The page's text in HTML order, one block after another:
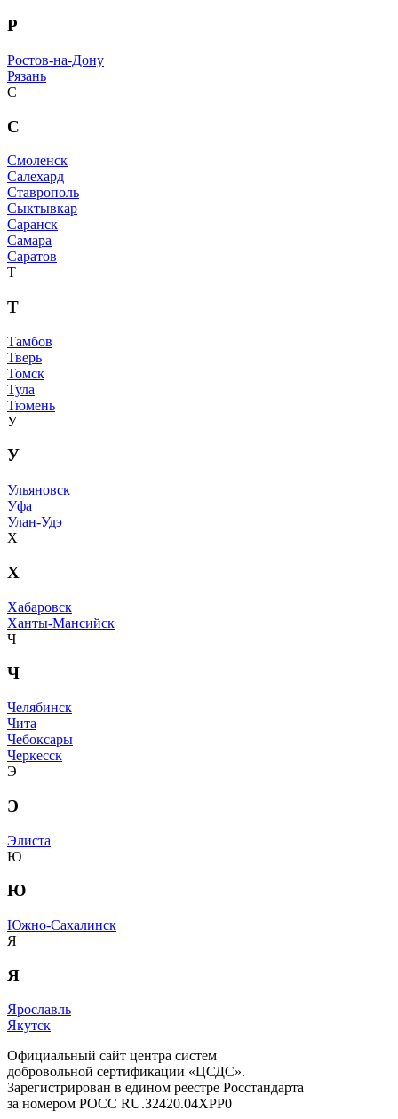
Р
Ростов-на-Дону
Рязань
С
С
Смоленск
Салехард
Ставрополь
Сыктывкар
Саранск
Самара
Саратов
Т
Т
Тамбов
Тверь
Томск
Тула
Тюмень
У
У
Ульяновск
Уфа
Улан-Удэ
Х
Х
Хабаровск
Ханты-Мансийск
Ч
Ч
Челябинск
Чита
Чебоксары
Черкесск
Э
Э
Элиста
Ю
Ю
Южно-Сахалинск
Я
Я
Ярославль
Якутск
Официальный сайт центра систем
добровольной сертификации «ЦСДС».
Зарегистрирован в едином реестре Росстандарта
за номером РОСС RU.З2420.04ХРР0